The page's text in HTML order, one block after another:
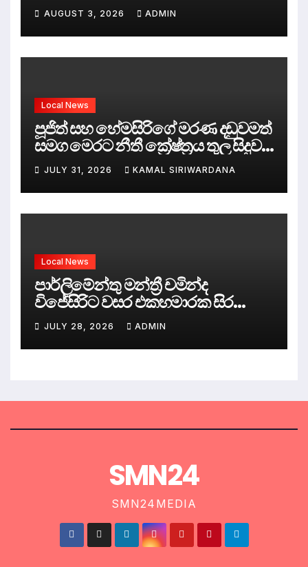
පලිගැනීමේ දේශපාලනය
AUGUST 3, 2026 ADMIN
Local News
පූජිත් සහ හේමසිරිගේ මරණ දඩුවමත්
සමග මෙරට නීතී ක්‍රේෂ්ත්‍රය තුල සිදුව
ඇත්තේ කුමක්ද ?
JULY 31, 2026 KAMAL SIRIWARDANA
Local News
පාර්ලිමේන්තු මන්ත්‍රී චමින්ද
විජේසිරිට වසර එකහමාරක සිර
දඬුවම්.
JULY 28, 2026 ADMIN
SMN24
SMN24MEDIA